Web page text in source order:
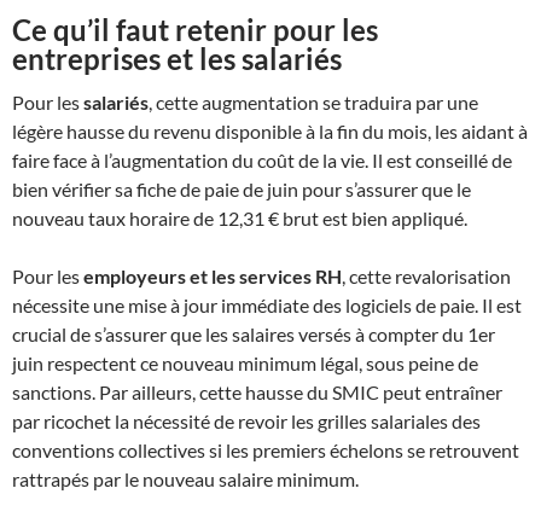
Ce qu’il faut retenir pour les
entreprises et les salariés
Pour lessalariés, cette augmentation se traduira par une
légère hausse du revenu disponible à la fin du mois, les aidant à
faire face à l’augmentation du coût de la vie. Il est conseillé de
bien vérifier sa fiche de paie de juin pour s’assurer que le
nouveau taux horaire de 12,31 € brut est bien appliqué.
Pour lesemployeurs et les services RH, cette revalorisation
nécessite une mise à jour immédiate des logiciels de paie. Il est
crucial de s’assurer que les salaires versés à compter du 1er
juin respectent ce nouveau minimum légal, sous peine de
sanctions. Par ailleurs, cette hausse du SMIC peut entraîner
par ricochet la nécessité de revoir les grilles salariales des
conventions collectives si les premiers échelons se retrouvent
rattrapés par le nouveau salaire minimum.